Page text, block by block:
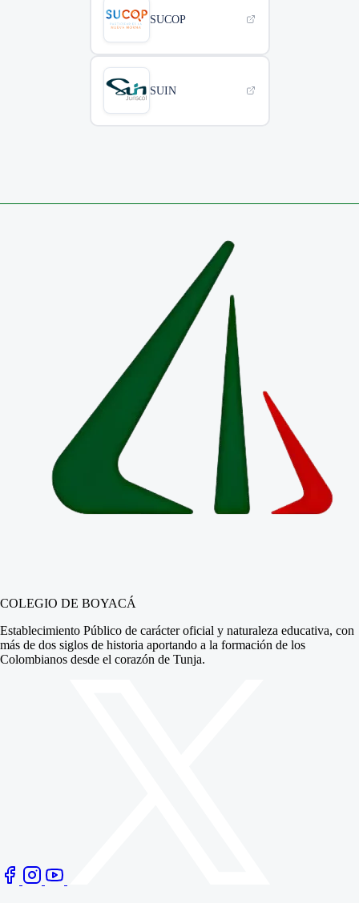
SUCOP
SUIN
COLEGIO DE BOYACÁ
Establecimiento Público de carácter oficial y naturaleza educativa, con
más de dos siglos de historia aportando a la formación de los
Colombianos desde el corazón de Tunja.